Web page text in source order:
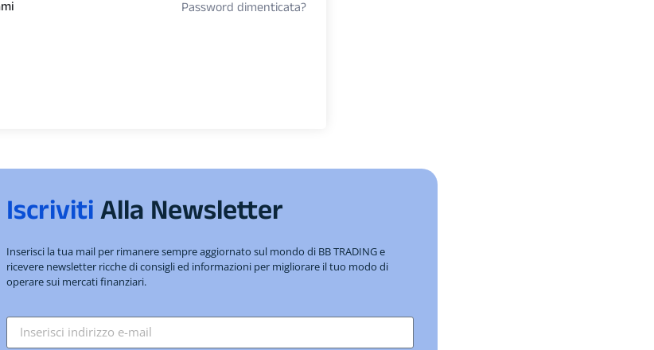
Password dimenticata?
IscrivitiAlla Newsletter
Inserisci la tua mail per rimanere sempre aggiornato sul mondo di BB TRADING e
ricevere newsletter ricche di consigli ed informazioni per migliorare il tuo modo di
operare sui mercati finanziari.